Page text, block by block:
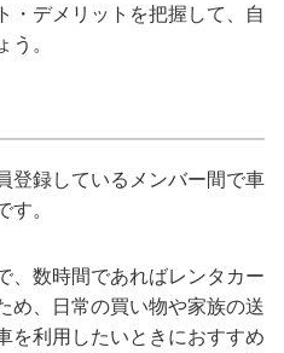
・デメリットを把握して、自
。
登録しているメンバー間で車
。
、数時間であればレンタカー
め、日常の買い物や家族の送
を利用したいときにおすすめ